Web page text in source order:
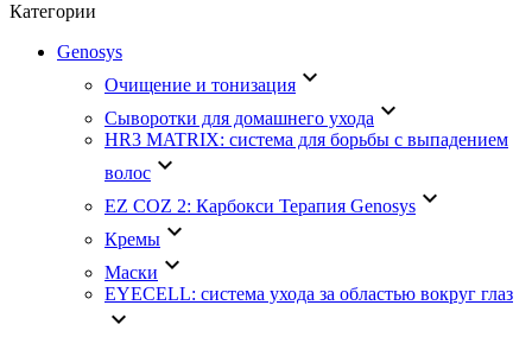
Категории
Genosys
Очищение и тонизация keyboard_arrow_down
Сыворотки для домашнего ухода keyboard_arrow_down
HR3 MATRIX: система для борьбы с выпадением
волос keyboard_arrow_down
EZ COZ 2: Карбокси Терапия Genosys keyboard_arrow_down
Кремы keyboard_arrow_down
Маски keyboard_arrow_down
EYECELL: система ухода за областью вокруг глаз
keyboard_arrow_down